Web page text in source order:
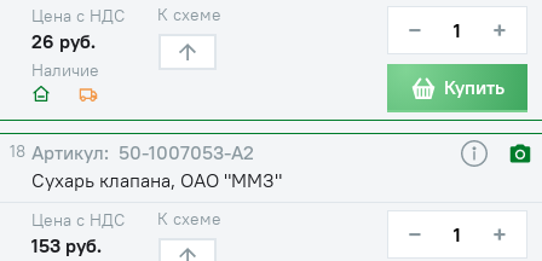
Наличие
Цена с НДС
26 руб.
К схеме − +
Купить
18
50-1007053-А2
Сухарь клапана, ОАО "ММЗ"
Цена с НДС
153 руб.
К схеме − +